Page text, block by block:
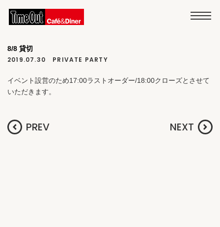
8/8 貸切
2019.07.30 PRIVATE PARTY
イベント設営のため17:00ラストオーダー/18:00クローズとさせて
いただきます。